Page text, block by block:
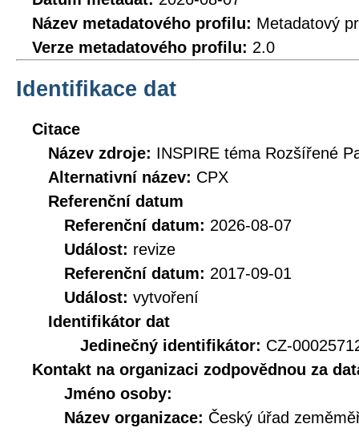
Název metadatového profilu: Metadatový
Verze metadatového profilu: 2.0
Identifikace dat
Citace
Název zdroje: INSPIRE téma Rozšířené
Alternativní název: CPX
Referenční datum
Referenční datum: 2026-08-07
Událost: revize
Referenční datum: 2017-09-01
Událost: vytvoření
Identifikátor dat
Jedinečný identifikátor: CZ-
Kontakt na organizaci zodpovědnou za
Jméno osoby:
Název organizace: Český úřad